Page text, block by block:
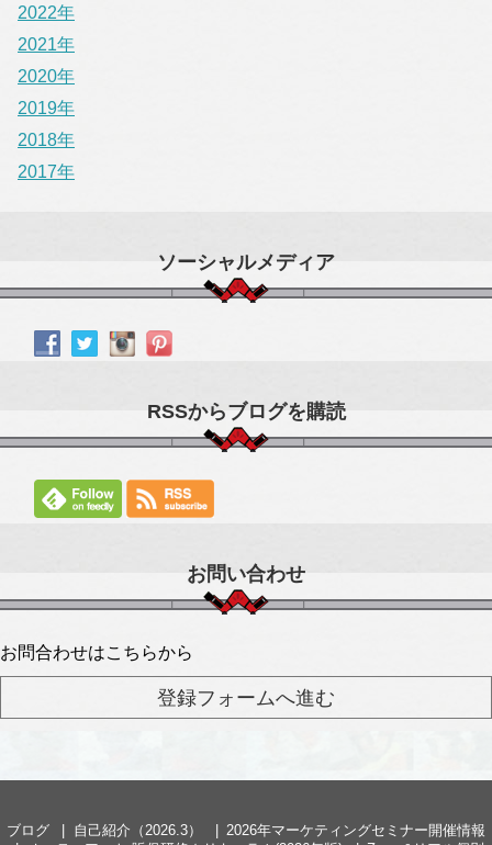
2022年
2021年
2020年
2019年
2018年
2017年
ソーシャルメディア
RSSからブログを購読
お問い合わせ
お問合わせはこちらから
ブログ 自己紹介（2026.3）
2026年マーケティングセミナー開催情報